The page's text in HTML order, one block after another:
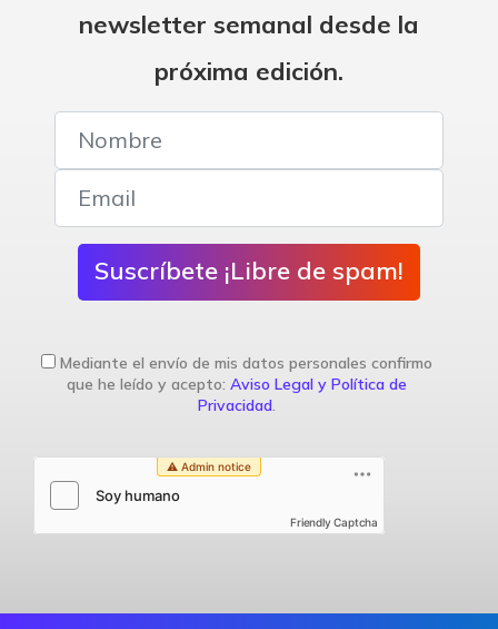
newsletter semanal desde la
próxima edición.
Suscríbete ¡Libre de spam!
Mediante el envío de mis datos personales confirmo
que he leído y acepto: Aviso Legal y Política de
Privacidad
Friendly Captcha